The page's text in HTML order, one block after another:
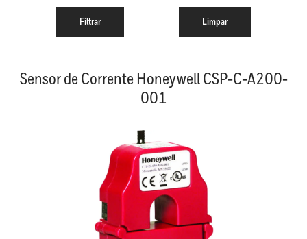
Sensor de Corrente Honeywell CSP-C-A200-
001